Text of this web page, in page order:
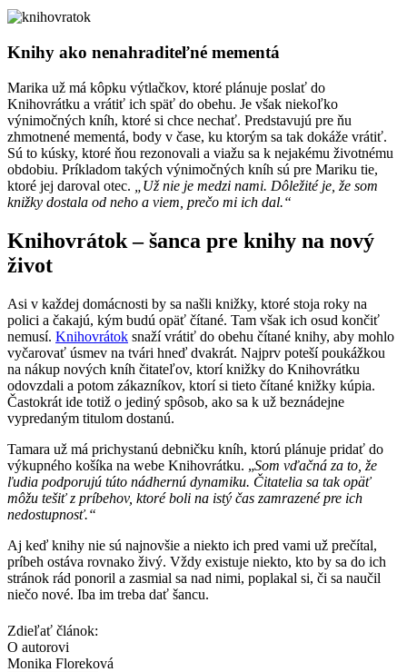
Knihy ako nenahraditeľné mementá
Marika už má kôpku výtlačkov, ktoré plánuje poslať do
Knihovrátku a vrátiť ich späť do obehu. Je však niekoľko
výnimočných kníh, ktoré si chce nechať. Predstavujú pre ňu
zhmotnené mementá, body v čase, ku ktorým sa tak dokáže vrátiť.
Sú to kúsky, ktoré ňou rezonovali a viažu sa k nejakému životnému
obdobiu. Príkladom takých výnimočných kníh sú pre Mariku tie,
ktoré jej daroval otec. „Už nie je medzi nami. Dôležité je, že som
knižky dostala od neho a viem, prečo mi ich dal.“
Knihovrátok – šanca pre knihy na nový
život
Asi v každej domácnosti by sa našli knižky, ktoré stoja roky na
polici a čakajú, kým budú opäť čítané. Tam však ich osud končiť
nemusí. Knihovrátok snaží vrátiť do obehu čítané knihy, aby mohlo
vyčarovať úsmev na tvári hneď dvakrát. Najprv poteší poukážkou
na nákup nových kníh čitateľov, ktorí knižky do Knihovrátku
odovzdali a potom zákazníkov, ktorí si tieto čítané knižky kúpia.
Častokrát ide totiž o jediný spôsob, ako sa k už beznádejne
vypredaným titulom dostanú.
Tamara už má prichystanú debničku kníh, ktorú plánuje pridať do
výkupného košíka na webe Knihovrátku. „Som vďačná za to, že
ľudia podporujú túto nádhernú dynamiku. Čitatelia sa tak opäť
môžu tešiť z príbehov, ktoré boli na istý čas zamrazené pre ich
nedostupnosť.“
Aj keď knihy nie sú najnovšie a niekto ich pred vami už prečítal,
príbeh ostáva rovnako živý. Vždy existuje niekto, kto by sa do ich
stránok rád ponoril a zasmial sa nad nimi, poplakal si, či sa naučil
niečo nové. Iba im treba dať šancu.
Zdieľať článok:
O autorovi
Monika Floreková